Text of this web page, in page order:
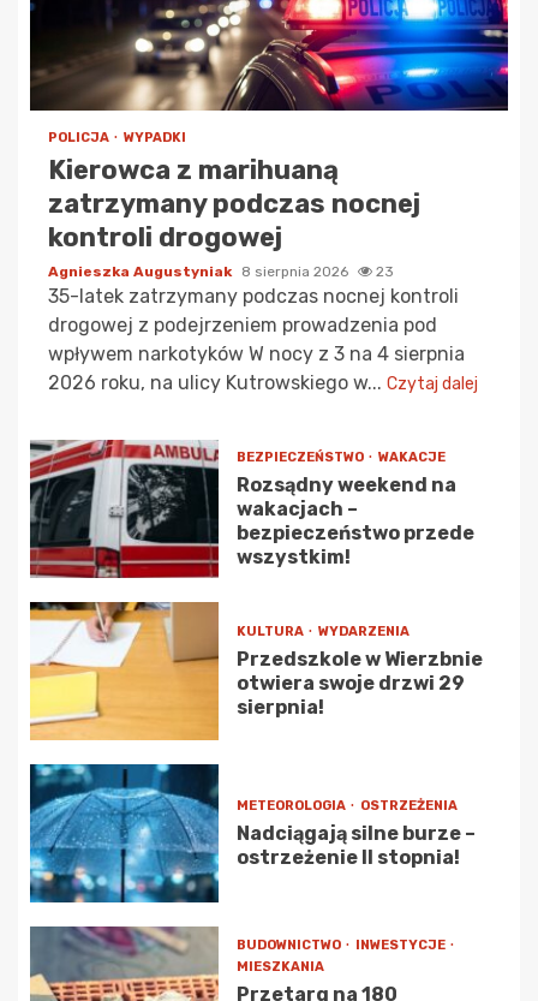
POLICJA WYPADKI
Kierowca z marihuaną
zatrzymany podczas nocnej
kontroli drogowej
Agnieszka Augustyniak 8 sierpnia 2026 23
35-latek zatrzymany podczas nocnej kontroli
drogowej z podejrzeniem prowadzenia pod
wpływem narkotyków W nocy z 3 na 4 sierpnia
2026 roku, na ulicy Kutrowskiego w... Czytaj dalej
BEZPIECZEŃSTWO WAKACJE
Rozsądny weekend na
wakacjach –
bezpieczeństwo przede
wszystkim!
KULTURA WYDARZENIA
Przedszkole w Wierzbnie
otwiera swoje drzwi 29
sierpnia!
METEOROLOGIA OSTRZEŻENIA
Nadciągają silne burze –
ostrzeżenie II stopnia!
BUDOWNICTWO
INWESTYCJE
MIESZKANIA
Przetarg na 180